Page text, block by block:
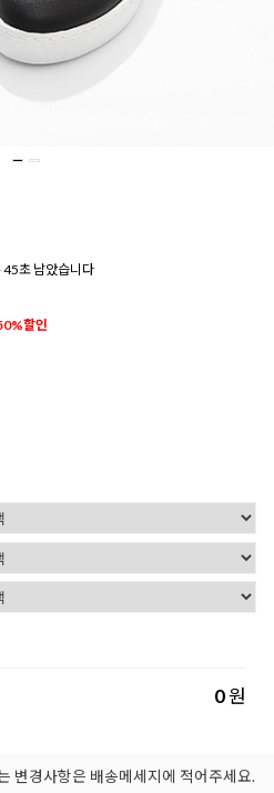
초 남았습니다
%할인
0원
변경사항은 배송메세지에 적어주세요.